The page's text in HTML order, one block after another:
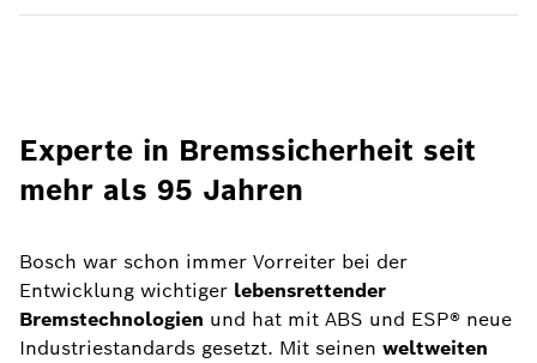
Experte in Bremssicherheit seit
mehr als 95 Jahren
Bosch war schon immer Vorreiter bei der
Entwicklung wichtiger lebensrettender
Bremstechnologien und hat mit ABS und ESP® neue
Industriestandards gesetzt. Mit seinen weltweiten